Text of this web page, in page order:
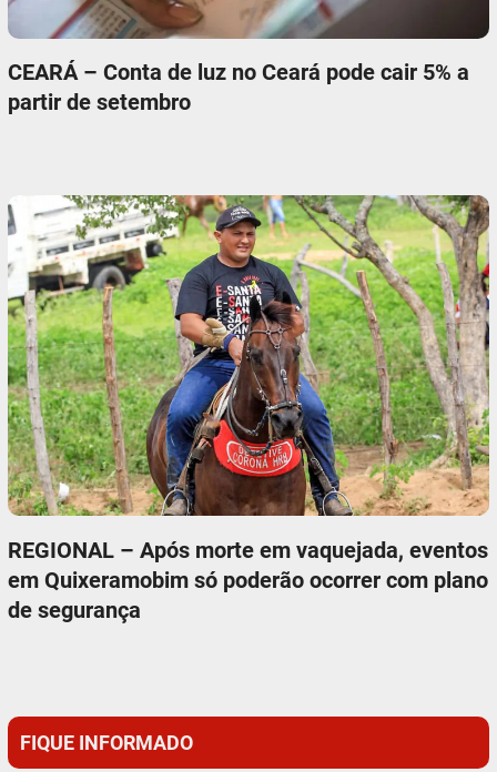
CEARÁ – Conta de luz no Ceará pode cair 5% a
partir de setembro
REGIONAL – Após morte em vaquejada, eventos
em Quixeramobim só poderão ocorrer com plano
de segurança
FIQUE INFORMADO